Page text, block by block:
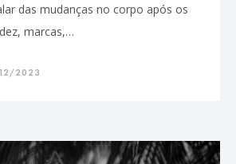
das mudanças no corpo após os
marcas,…
2023